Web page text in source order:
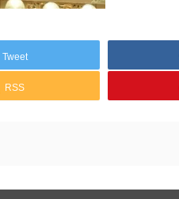
Tweet
RSS